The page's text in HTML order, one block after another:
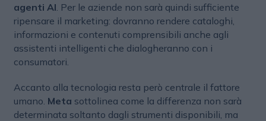
agenti AI . Per le aziende non sarà quindi sufficiente
ripensare il marketing: dovranno rendere cataloghi,
informazioni e contenuti comprensibili anche agli
assistenti intelligenti che dialogheranno con i
consumatori.
Accanto alla tecnologia resta però centrale il fattore
umano. Meta sottolinea come la differenza non sarà
determinata soltanto dagli strumenti disponibili, ma